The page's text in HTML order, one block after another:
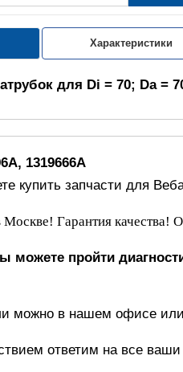
Характеристики
для Di = 70; Da =
1319666A
купить запчасти для
Гарантия качества!
можете пройти
можно в нашем офисе
ответим на все